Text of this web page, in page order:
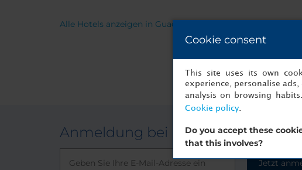
Alle Hotels anzeigen in Guadalajara
Anmeldung bei unserem
Jetzt
Cookie consent
This site uses its own
experience, personalise
analysis on browsing
Cookie policy.
Do you accept these
that this involves?